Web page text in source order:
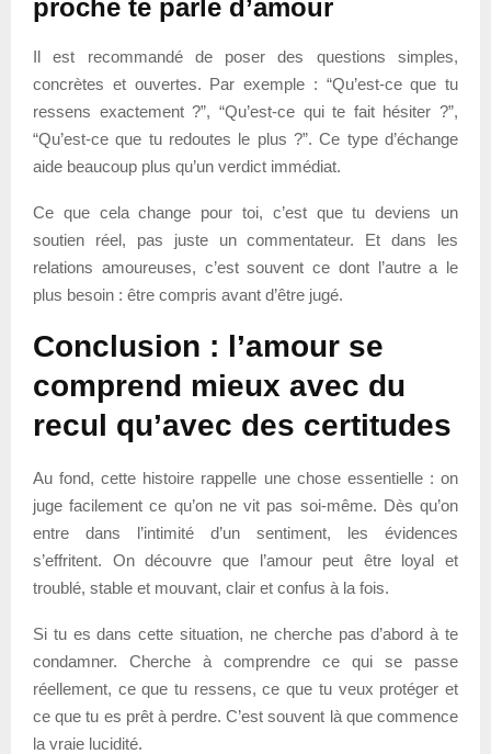
proche te parle d’amour
Il est recommandé de poser des questions simples,
concrètes et ouvertes. Par exemple : “Qu’est-ce que tu
ressens exactement ?”, “Qu’est-ce qui te fait hésiter ?”,
“Qu’est-ce que tu redoutes le plus ?”. Ce type d’échange
aide beaucoup plus qu’un verdict immédiat.
Ce que cela change pour toi, c’est que tu deviens un
soutien réel, pas juste un commentateur. Et dans les
relations amoureuses, c’est souvent ce dont l’autre a le
plus besoin : être compris avant d’être jugé.
Conclusion : l’amour se
comprend mieux avec du
recul qu’avec des certitudes
Au fond, cette histoire rappelle une chose essentielle : on
juge facilement ce qu’on ne vit pas soi-même. Dès qu’on
entre dans l’intimité d’un sentiment, les évidences
s’effritent. On découvre que l’amour peut être loyal et
troublé, stable et mouvant, clair et confus à la fois.
Si tu es dans cette situation, ne cherche pas d’abord à te
condamner. Cherche à comprendre ce qui se passe
réellement, ce que tu ressens, ce que tu veux protéger et
ce que tu es prêt à perdre. C’est souvent là que commence
la vraie lucidité.